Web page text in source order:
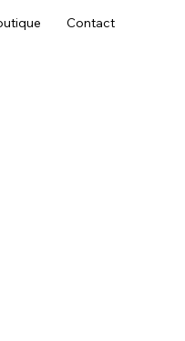
Contact